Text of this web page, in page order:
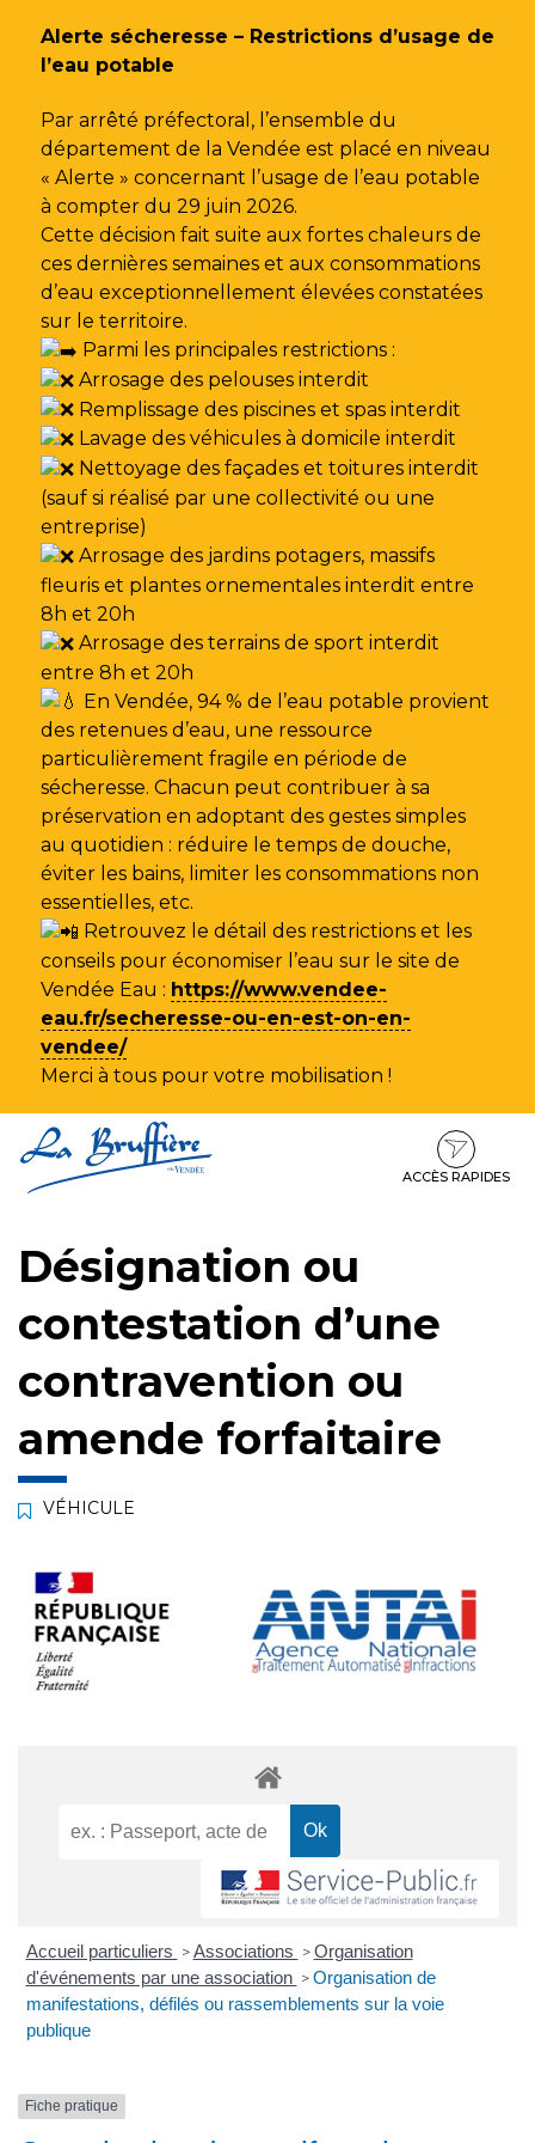
Alerte sécheresse – Restrictions d’usage de
l’eau potable
Par arrêté préfectoral, l’ensemble du
département de la Vendée est placé en niveau
« Alerte » concernant l’usage de l’eau potable
à compter du 29 juin 2026.
Cette décision fait suite aux fortes chaleurs de
ces dernières semaines et aux consommations
d’eau exceptionnellement élevées constatées
sur le territoire.
Parmi les principales restrictions :
Arrosage des pelouses interdit
Remplissage des piscines et spas interdit
Lavage des véhicules à domicile interdit
Nettoyage des façades et toitures interdit
(sauf si réalisé par une collectivité ou une
entreprise)
Arrosage des jardins potagers, massifs
fleuris et plantes ornementales interdit entre
8h et 20h
Arrosage des terrains de sport interdit
entre 8h et 20h
En Vendée, 94 % de l’eau potable provient
des retenues d’eau, une ressource
particulièrement fragile en période de
sécheresse. Chacun peut contribuer à sa
préservation en adoptant des gestes simples
au quotidien : réduire le temps de douche,
éviter les bains, limiter les consommations non
essentielles, etc.
Retrouvez le détail des restrictions et les
conseils pour économiser l’eau sur le site de
Vendée Eau : https://www.vendee-
eau.fr/secheresse-ou-en-est-on-en-
vendee/
Merci à tous pour votre mobilisation !
au
contenu
au
ACCÈS RAPIDES
Désignation ou
contestation d’une
contravention ou
amende forfaitaire
VÉHICULE
Accueil particuliers > Associations > Organisation
d'événements par une association > Organisation de
manifestations, défilés ou rassemblements sur la voie
publique
Fiche pratique